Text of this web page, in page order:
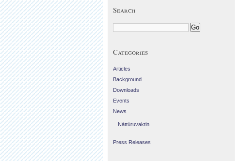
Search
Categories
Articles
Background
Downloads
Events
News
Náttúruvaktin
Press Releases